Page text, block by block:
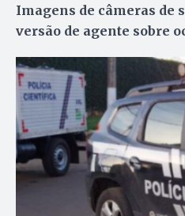
Imagens de câmeras de
versão de agente sobre